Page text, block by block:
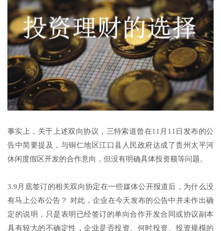
事实上，关于上述双向协议，三特索道曾在11月11日发布的公
告中简要提及，与铜仁地区江口县人民政府达成了贵州太平河
休闲度假区开发的合作意向，但没有明确具体投资额等问题。
3.9月底签订的相关双向协定在一些媒体公开报道后，为什么没
有马上公布公告？ 对此，企业在今天发布的公告中并未作出确
定的说明，只是表明已经签订的单向合作开发合同或协议副本
具有较大的不确定性，企业是否投资、何时投资、投资规模的